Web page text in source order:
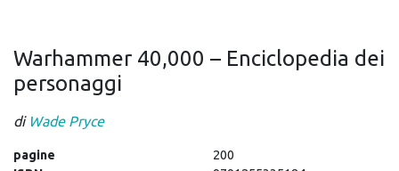
Warhammer 40,000 – Enciclopedia dei
personaggi
di Wade Pryce
pagine
200